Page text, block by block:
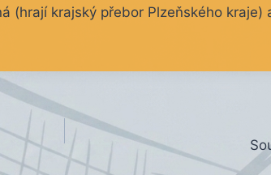
(hrají krajský přebor Plzeňského kraje)